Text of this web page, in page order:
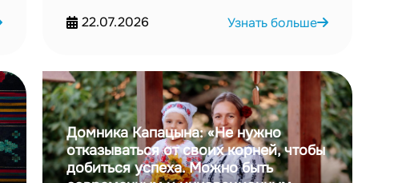
22.07.2026
Узнать больше
Домника Капацына: «Не нужно
отказываться от своих корней, чтобы
добиться успеха. Можно быть